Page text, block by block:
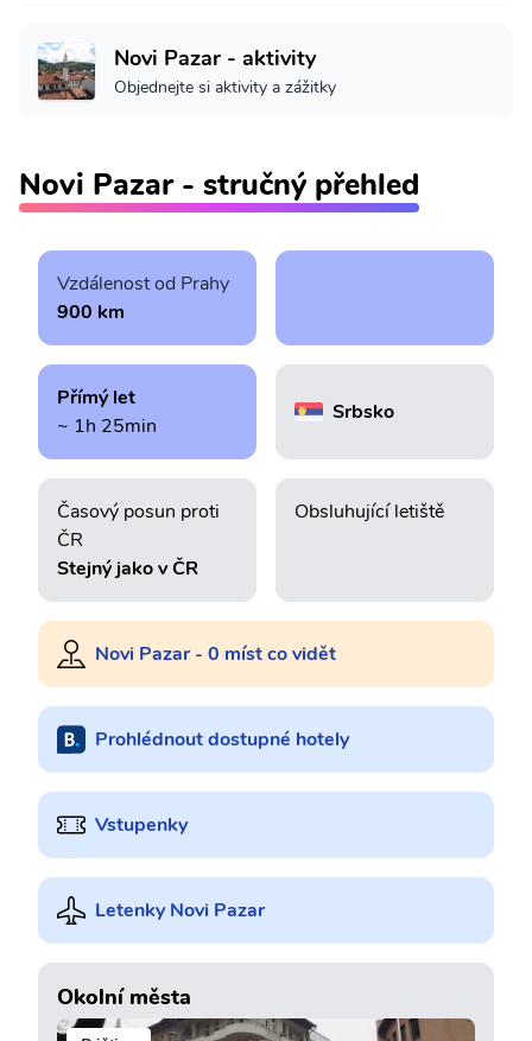
Novi Pazar - aktivity
Objednejte si aktivity a zážitky
Novi Pazar - stručný přehled
Vzdálenost od Prahy
900 km
Přímý let
~ 1h 25min
Srbsko
Časový posun proti
ČR
Stejný jako v ČR
Obsluhující letiště
Novi Pazar - 0 míst co vidět
Prohlédnout dostupné hotely
Vstupenky
Letenky Novi Pazar
Okolní města